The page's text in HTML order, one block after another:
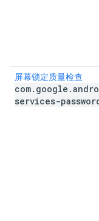
屏幕锁定质量检查
com. google .
services-